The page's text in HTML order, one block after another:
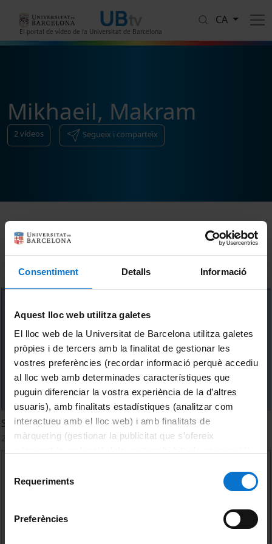
Consentiment Detalls Informació
Aquest lloc web utilitza galetes
El lloc web de la Universitat de Barcelona utilitza galetes
pròpies i de tercers amb la finalitat de gestionar les
vostres preferències (recordar informació perquè accediu
al lloc web amb determinades característiques que
puguin diferenciar la vostra experiència de la d’altres
usuaris), amb finalitats estadístiques (analitzar com
interactueu amb el lloc web) i amb finalitats de
màrqueting (gestionar la publicitat que s’ofereix
consultar laPolítica de galetes del lloc web de la
Requeriments
Preferències
El portal de vídeo de la Universitat de Barcelona
CA
Mikhaeil, Makram
2vídeos Segueix i comparteix
Ordenar
Sorption systems (II)
27 octubre, 2022